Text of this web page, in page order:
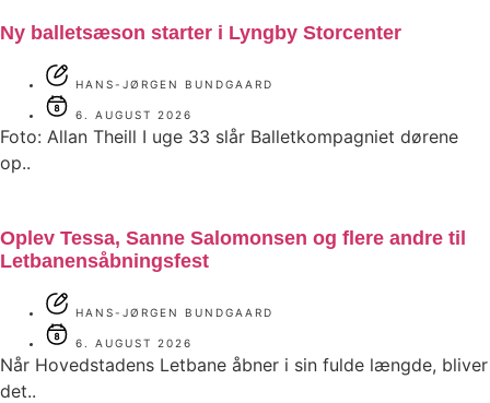
Ny balletsæson starter i Lyngby Storcenter
HANS-JØRGEN BUNDGAARD
6. AUGUST 2026
Foto: Allan Theill I uge 33 slår Balletkompagniet dørene
op..
Oplev Tessa, Sanne Salomonsen og flere andre til
Letbanensåbningsfest
HANS-JØRGEN BUNDGAARD
6. AUGUST 2026
Når Hovedstadens Letbane åbner i sin fulde længde, bliver
det..